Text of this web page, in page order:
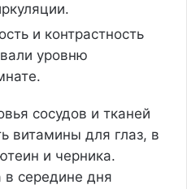
и контрастность
уровню
сосудов и тканей
витамины для глаз, в
и черника.
в середине дня